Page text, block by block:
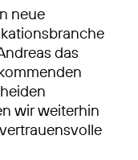
neue
das
wir weiterhin